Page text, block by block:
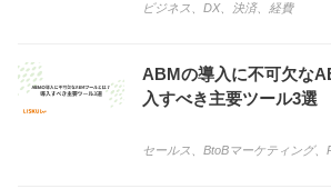
ビジネス DX、 決済、 経費
ABMの導入に不可欠な
入すべき主要ツール3選
セールス BtoBマーケティング、